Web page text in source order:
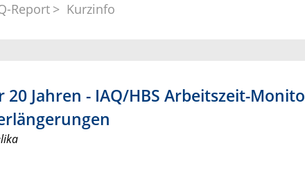
Report Kurzinfo
Jahren - IAQ/HBS Arbeitszeit-